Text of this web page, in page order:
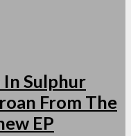
Sulphur
From The
EP